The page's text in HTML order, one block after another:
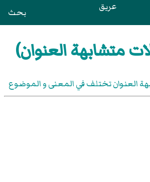
عريق بحث
متشابهة العنوان)
العنوان تختلف في المعنى و الموضوع